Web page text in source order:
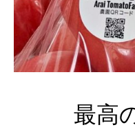
最高